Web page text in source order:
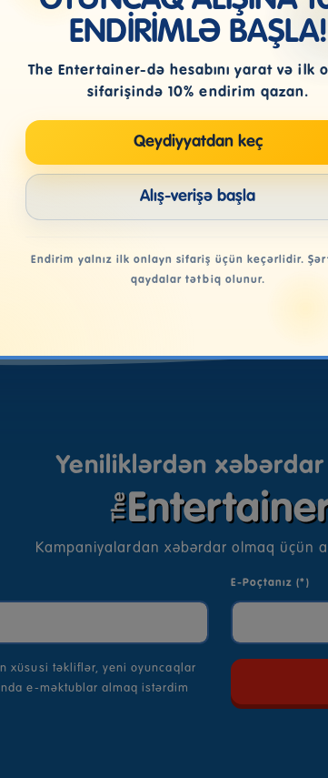
keç
ENDİRİMLƏ BAŞLA!
The Entertainer-də hesabını yarat və ilk
sifarişində 10% endirim qazan.
Qeydiyyatdan keç
Alış-verişə başla
Endirim yalnız ilk onlayn sifariş üçün keçərlidir.
qaydalar tətbiq olunur.
Yeniliklərdən
Kampaniyalardan xəbərdar olmaq üçün
E-Poçtanız (*)
xüsusi təkliflər, yeni oyuncaqlar
e-məktublar almaq istərdim